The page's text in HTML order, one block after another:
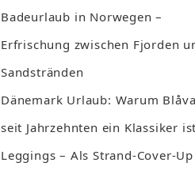
Badeurlaub in Norwegen –
Erfrischung zwischen Fjorden
Sandstränden
Dänemark Urlaub: Warum
seit Jahrzehnten ein Klassiker ist
Leggings – Als Strand-Cover-